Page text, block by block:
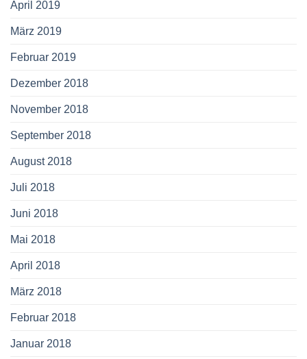
April 2019
März 2019
Februar 2019
Dezember 2018
November 2018
September 2018
August 2018
Juli 2018
Juni 2018
Mai 2018
April 2018
März 2018
Februar 2018
Januar 2018